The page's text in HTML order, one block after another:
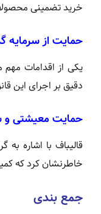
خرید تضمینی
حمایت از سرمایه‌
یکی از اقدامات
دقیق بر اجرای این
حمایت معیشتی و
قالیباف با اشاره
خاطرنشان کرد که
جمع‌ بندی